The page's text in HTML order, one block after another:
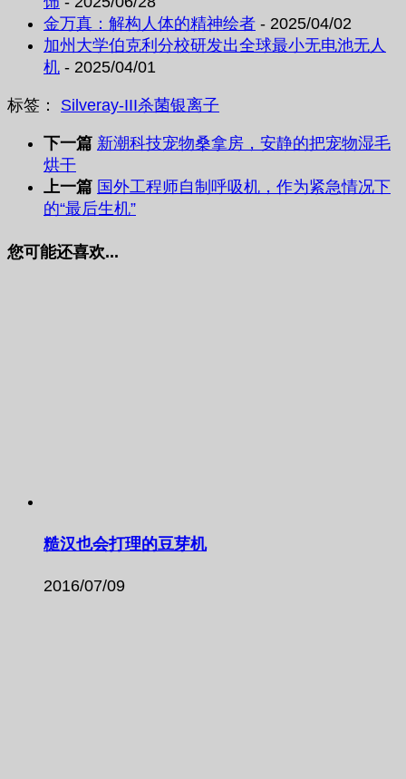
金万真：解构人体的精神绘者 - 2025/04/02
加州大学伯克利分校研发出全球最小无电池无人
机 - 2025/04/01
标签： Silveray-III杀菌银离子
下一篇 新潮科技宠物桑拿房，安静的把宠物湿毛
烘干
上一篇 国外工程师自制呼吸机，作为紧急情况下
的“最后生机”
您可能还喜欢...
糙汉也会打理的豆芽机
2016/07/09